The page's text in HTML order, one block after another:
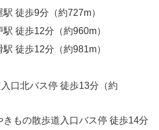
徒歩9分（約727m）
徒歩12分（約960m）
徒歩12分（約981m）
口北バス停 徒歩13分（約
きもの散歩道入口バス停 徒歩14分